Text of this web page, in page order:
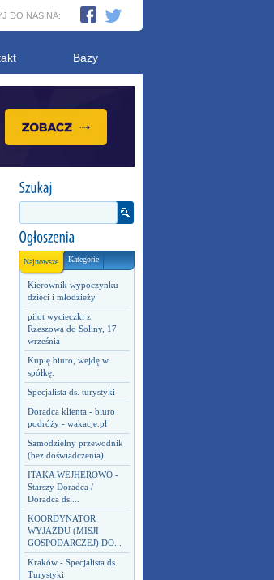
DO NAS NA:
Bazy
Najnowsze Kategorie
Kierownik wypoczynku
dzieci i młodzieży
pilot wycieczki z
Rzeszowa do Soliny, 17
września
Kupię biuro, wejdę w
spółkę.
Specjalista ds. turystyki
Doradca klienta - biuro
podróży - wakacje.pl
Samodzielny przewodnik
(bez doświadczenia)
ITAKA WEJHEROWO -
Starszy Doradca /
Doradca ds....
KOORDYNATOR
WYJAZDU (MISJI
GOSPODARCZEJ) DO...
Kraków - Specjalista ds.
Turystyki